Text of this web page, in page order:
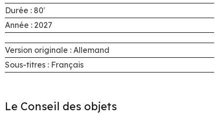
Durée : 80′
Année : 2027
Version originale : Allemand
Sous-titres : Français
Le Conseil des objets